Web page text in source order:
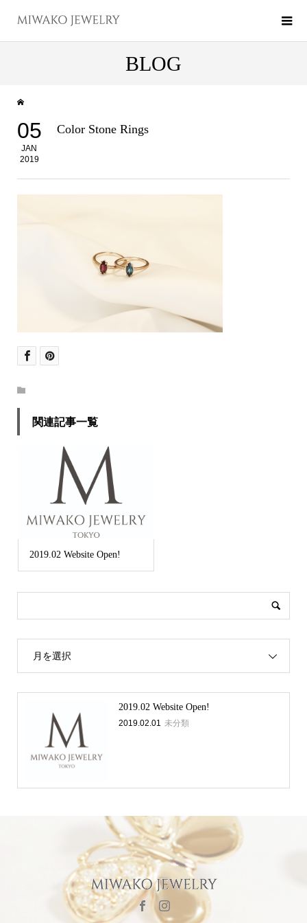
BLOG
05
JAN
2019
Color Stone Rings
関連記事一覧
2019.02 Website Open!
月を選択
2019.02 Website Open!
2019.02.01 未分類